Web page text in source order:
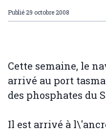
Publié29 octobre 2008
Cette semaine, le
arrivé au port
des phosphates du
Il est arrivé à